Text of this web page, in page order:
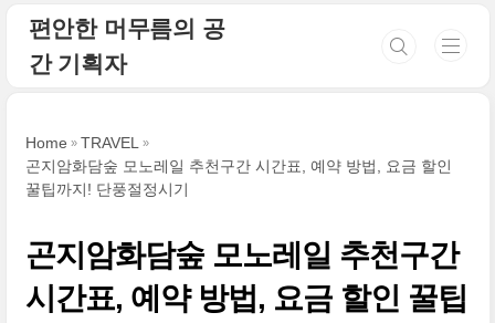
편안한 머무름의 공
간 기획자
Home
TRAVEL
곤지암화담숲 모노레일 추천구간 시간표, 예약 방법, 요금 할인
꿀팁까지! 단풍절정시기
곤지암화담숲 모노레일 추천구간
시간표, 예약 방법, 요금 할인 꿀팁